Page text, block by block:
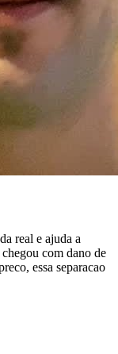
real e ajuda a
com dano de
essa separacao